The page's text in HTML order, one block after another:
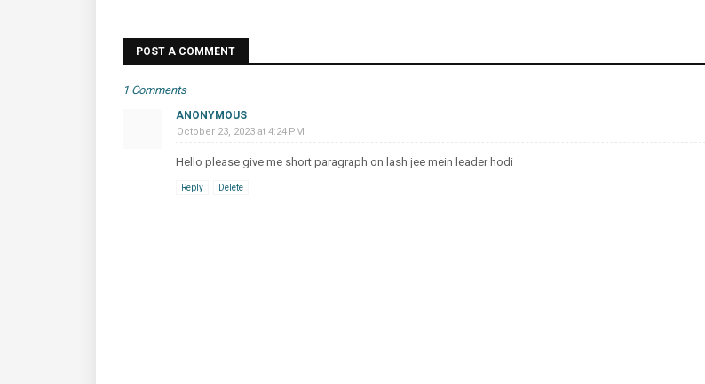
POST A COMMENT
1 Comments
ANONYMOUS
October 23, 2023 at 4:24 PM
Hello please give me short paragraph on lash jee mein leader hodi
Reply Delete